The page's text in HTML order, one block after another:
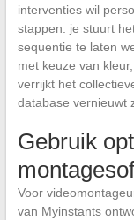
interventies wil
stappen: je stuurt
sequentie te laten
met keuze van
verrijkt het
database vernieuwt
Gebruik
Voor
van Myinstants